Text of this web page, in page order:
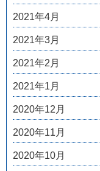
2021年4月
2021年3月
2021年2月
2021年1月
2020年12月
2020年11月
2020年10月